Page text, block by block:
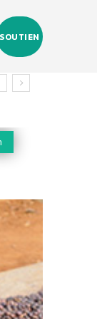
SOUTIEN